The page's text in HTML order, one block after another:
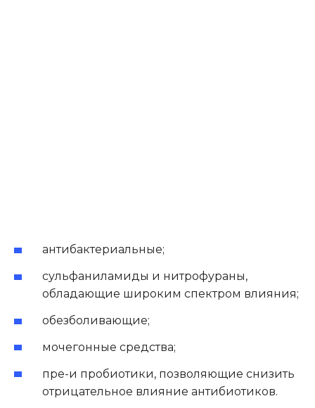
антибактериальные;
сульфаниламиды и нитрофураны,
обладающие широким спектром влияния;
обезболивающие;
мочегонные средства;
пре-и пробиотики, позволяющие снизить
отрицательное влияние антибиотиков.